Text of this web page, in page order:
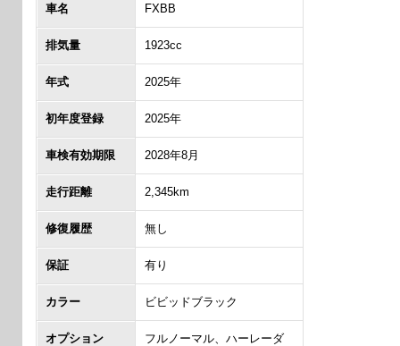
車名 FXBB
排気量 1923cc
年式 2025年
初年度登録 2025年
車検有効期限 2028年8月
走行距離 2,345km
修復履歴 無し
保証 有り
カラー ビビッドブラック
オプション
フルノーマル、ハーレーダ